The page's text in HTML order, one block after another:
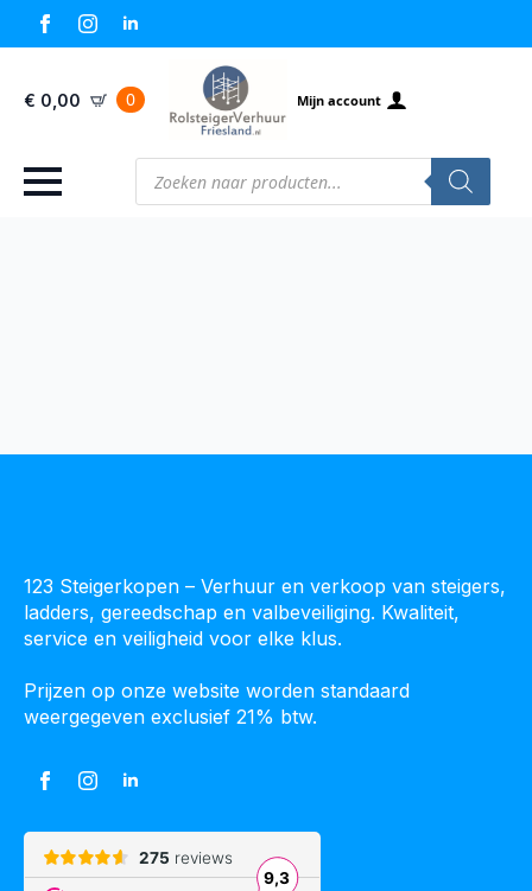
€ 0,00 0 Mijn account
Producten
zoeken
123 Steigerkopen – Verhuur en verkoop van steigers,
ladders, gereedschap en valbeveiliging. Kwaliteit,
service en veiligheid voor elke klus.
Prijzen op onze website worden standaard
weergegeven exclusief 21% btw.